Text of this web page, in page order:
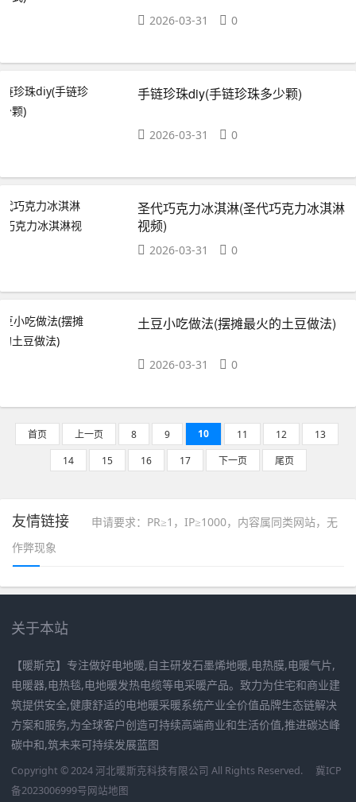
2026-03-31 0
手链珍珠diy(手链珍珠多少颗)
2026-03-31 0
圣代巧克力冰淇淋(圣代巧克力冰淇淋
视频)
2026-03-31 0
土豆小吃做法(摆摊最火的土豆做法)
2026-03-31 0
首页 上一页 8 9 10 11 12
13
14
15 16 17 下一页 尾页
友情链接
申请要求：PR≥1，IP≥1000，内容属同类网站，无
作弊现象
关于本站
【暖斯克】专注做好电地暖,自主研发石墨烯地暖,电热膜,电暖气片,
电暖器,电热毯,电地暖发热电缆等电采暖产品。致力为住宅和商业建
筑提供安全,健康舒适的电地暖采暖系统产业全价值品牌生态链解决
方案和服务,为全球客户创造可持续高端商业和生活价值,推进碳达峰
碳中和,筑未来可持续发展蓝图
Copyright © 2024 河北暖斯克科技有限公司 All Rights Reserved.
冀ICP
备2023006999号网站地图